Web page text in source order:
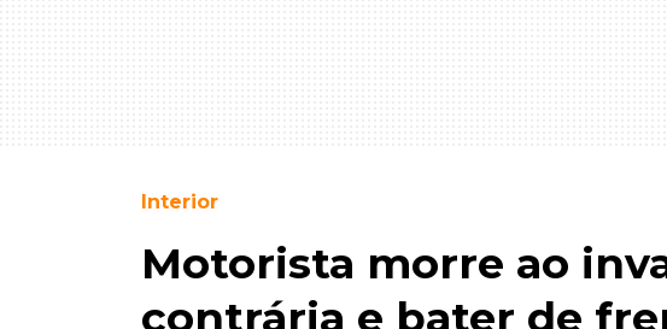
Interior
Motorista morre ao
contrária e bater de